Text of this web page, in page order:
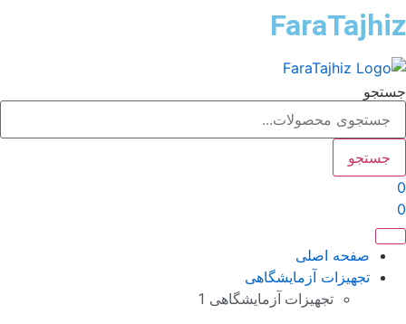
جستجو
صفحه اصلی
تجهیزات آزمایشگاهی
تجهیزات آزمایشگاهی 1